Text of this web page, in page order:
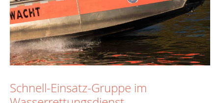
Schnell-Einsatz-Gruppe im